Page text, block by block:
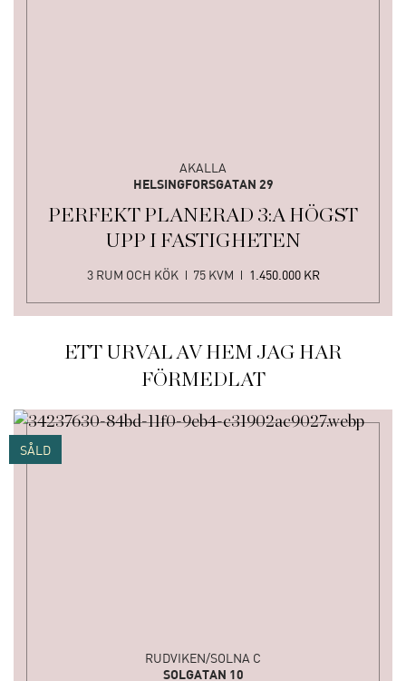
AKALLA
HELSINGFORSGATAN 29
PERFEKT PLANERAD 3:A HÖGST
UPP I FASTIGHETEN
3 RUM OCH KÖK 75 KVM 1.450.000 KR
ETT URVAL AV HEM JAG HAR
FÖRMEDLAT
SÅLD
RUDVIKEN/SOLNA C
SOLGATAN 10